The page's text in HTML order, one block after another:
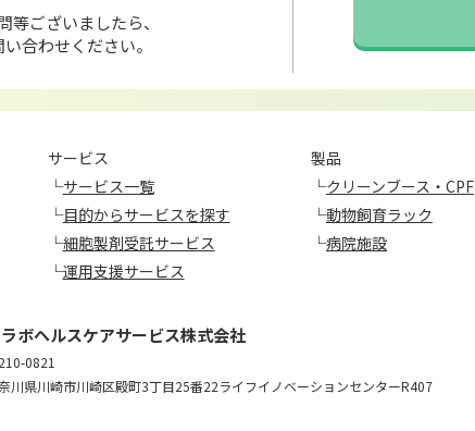
等ございましたら、
合わせください。
サービス
└サービス一覧
└目的からサービスを探す
└細胞製剤受託サービス
└運用支援サービス
製品
└クリーンブース・CPF
└動物飼育ラック
└病院施設
ボヘルスケアサービス株式会社
0821
川県川崎市川崎区殿町3丁目25番22ライフイノベーションセンターR407